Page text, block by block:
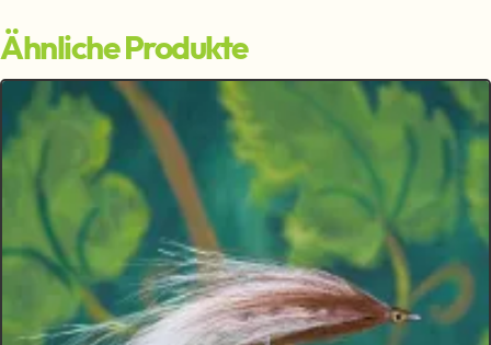
Ähnliche Produkte